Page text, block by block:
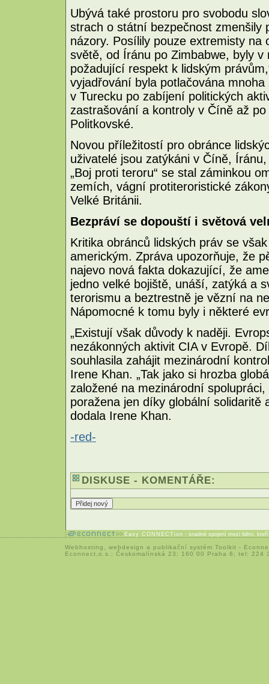
Ubývá také prostoru pro svobodu
strach o státní bezpečnost zmenšily
názory. Posílily pouze extremisty na
světě, od Íránu po Zimbabwe, byly
požadující respekt k lidským
vyjadřování byla potlačována
v Turecku po zabíjení politických
zastrašování a kontroly v Číně až
Politkovské.
Novou příležitostí pro obránce
uživatelé jsou zatýkáni v Číně,
„Boj proti teroru“ se stal záminkou
zemích, vágní protiteroristické
Velké Británii.
Bezpráví se dopouští i světová
Kritika obránců lidských práv se
americkým. Zpráva upozorňuje, že
najevo nová fakta dokazující, že
jedno velké bojiště, unáší, zatýká a
terorismu a beztrestně je vězní na
Nápomocné k tomu byly i některé
„Existují však důvody k naději.
nezákonných aktivit CIA v Evropě.
souhlasila zahájit mezinárodní
Irene Khan. „Tak jako si hrozba
založené na mezinárodní
poražena jen díky globální solidaritě
dodala Irene Khan.
-red-
DISKUSE - KOMENTÁŘE:
Easy CONNECTion - snadné spojení mezi lidmi,
Webhosting webdesign a publikační systém Toolkit -
Econnect,o.s.; Českomalínská 23; 160 00 Praha 6; tel: 224